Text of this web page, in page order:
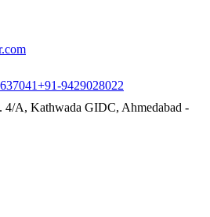
+91-9429028022
4/A, Kathwada GIDC, Ahmedabad -